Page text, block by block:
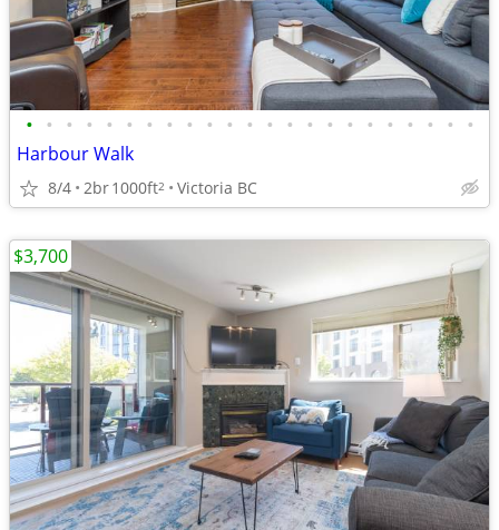
• • • • • • • • • • • • • • • • • • • • • • •
Harbour Walk
8/4 2br1000ft2 Victoria BC
$3,700